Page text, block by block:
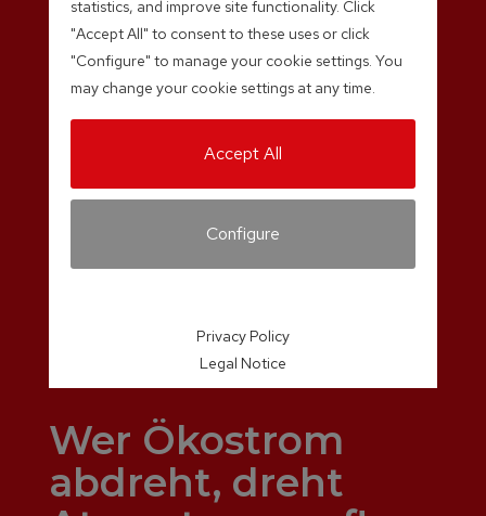
Wer Ökostrom
abdreht, dreht
statistics, and improve site functionality. Click
"Accept All" to consent to these uses or click
"Configure" to manage your cookie settings. You
may change your cookie settings at any time.
Accept All
Configure
Privacy Policy
Legal Notice